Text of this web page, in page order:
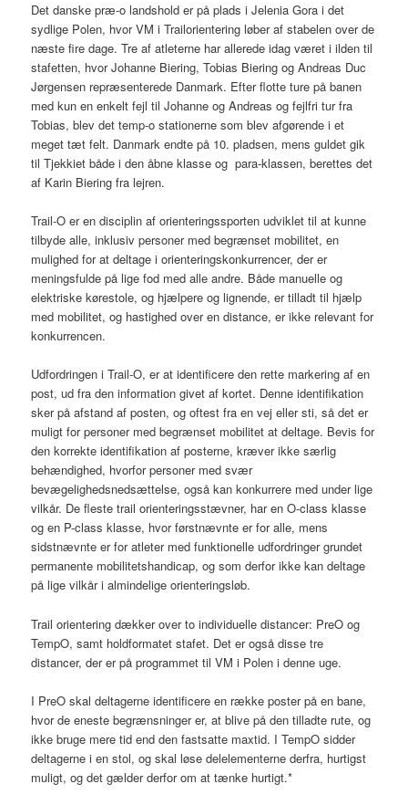
Det danske præ-o landshold er på plads i Jelenia Gora i det
sydlige Polen, hvor VM i Trailorientering løber af stabelen over de
næste fire dage. Tre af atleterne har allerede idag været i ilden til
stafetten, hvor Johanne Biering, Tobias Biering og Andreas Duc
Jørgensen repræsenterede Danmark. Efter flotte ture på banen
med kun en enkelt fejl til Johanne og Andreas og fejlfri tur fra
Tobias, blev det temp-o stationerne som blev afgørende i et
meget tæt felt. Danmark endte på 10. pladsen, mens guldet gik
til Tjekkiet både i den åbne klasse og para-klassen, berettes det
af Karin Biering fra lejren.
Trail-O er en disciplin af orienteringssporten udviklet til at kunne
tilbyde alle, inklusiv personer med begrænset mobilitet, en
mulighed for at deltage i orienteringskonkurrencer, der er
meningsfulde på lige fod med alle andre. Både manuelle og
elektriske kørestole, og hjælpere og lignende, er tilladt til hjælp
med mobilitet, og hastighed over en distance, er ikke relevant for
konkurrencen.
Udfordringen i Trail-O, er at identificere den rette markering af en
post, ud fra den information givet af kortet. Denne identifikation
sker på afstand af posten, og oftest fra en vej eller sti, så det er
muligt for personer med begrænset mobilitet at deltage. Bevis for
den korrekte identifikation af posterne, kræver ikke særlig
behændighed, hvorfor personer med svær
bevægelighedsnedsættelse, også kan konkurrere med under lige
vilkår. De fleste trail orienteringsstævner, har en O-class klasse
og en P-class klasse, hvor førstnævnte er for alle, mens
sidstnævnte er for atleter med funktionelle udfordringer grundet
permanente mobilitetshandicap, og som derfor ikke kan deltage
på lige vilkår i almindelige orienteringsløb.
Trail orientering dækker over to individuelle distancer: PreO og
TempO, samt holdformatet stafet. Det er også disse tre
distancer, der er på programmet til VM i Polen i denne uge.
I PreO skal deltagerne identificere en række poster på en bane,
hvor de eneste begrænsninger er, at blive på den tilladte rute, og
ikke bruge mere tid end den fastsatte maxtid. I TempO sidder
deltagerne i en stol, og skal løse delelementerne derfra, hurtigst
muligt, og det gælder derfor om at tænke hurtigt.*